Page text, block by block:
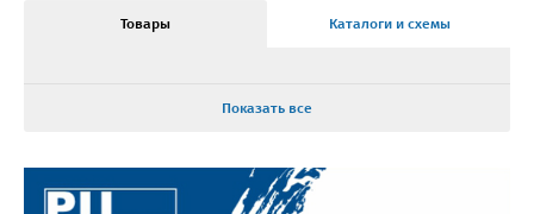
Товары Каталоги и схемы
Показать все